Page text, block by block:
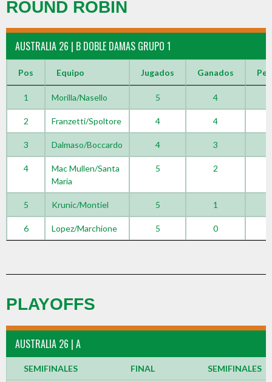
ROUND ROBIN
AUSTRALIA 26 | B DOBLE DAMAS GRUPO 1
Pos Equipo Jugados Ganados
1 Morilla/Nasello 5 4
2 Franzetti/Spoltore 4 4
3 Dalmaso/Boccardo 4 3
4
Mac Mullen/Santa
Maria
5 2
5 Krunic/Montiel 5 1
6 Lopez/Marchione 5 0
PLAYOFFS
AUSTRALIA 26 | A
SEMIFINALES FINAL SEMIFINALES